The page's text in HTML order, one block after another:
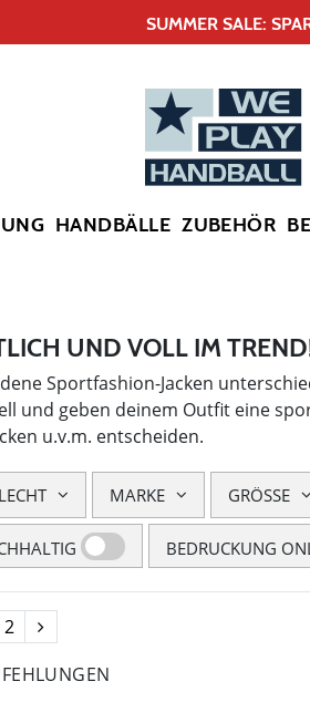
SUMMER SALE:
HANDBÄLLE ZUBEHÖR
UND VOLL IM
Sportfashion-Jacken
und geben deinem Outfit eine
u.v.m. entscheiden.
MARKE GRÖSSE
BEDRUCKUNG
2